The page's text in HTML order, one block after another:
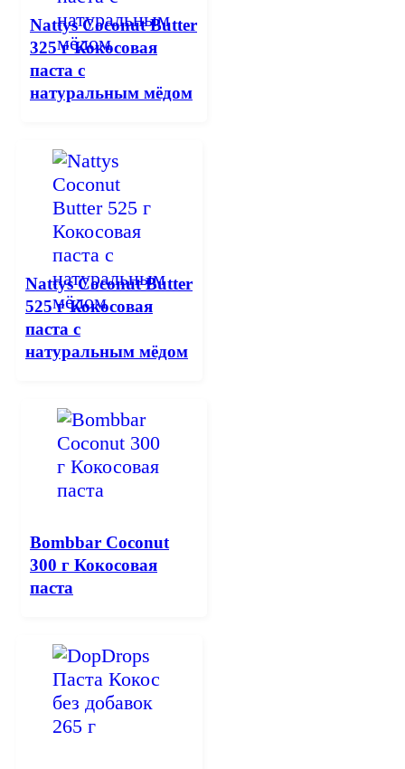
Nattys Coconut Butter
325 г Кокосовая
паста с
натуральным мёдом
Nattys Coconut Butter
525 г Кокосовая
паста с
натуральным мёдом
Bombbar Coconut
300 г Кокосовая
паста